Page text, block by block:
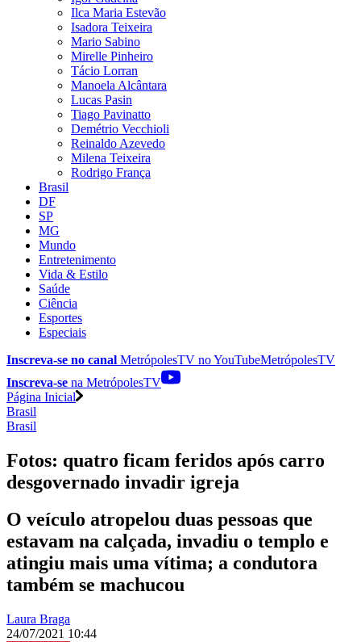
Ilca Maria Estevão
Isadora Teixeira
Mario Sabino
Mirelle Pinheiro
Tácio Lorran
Manoela Alcântara
Lucas Pasin
Tiago Pavinatto
Demétrio Vecchioli
Reinaldo Azevedo
Milena Teixeira
Rodrigo França
Brasil
DF
SP
MG
Mundo
Entretenimento
Vida & Estilo
Saúde
Ciência
Esportes
Especiais
Inscreva-se no canal MetrópolesTV noYouTubeMetrópolesTV
Inscreva-se na MetrópolesTV
Página Inicial
Brasil
Brasil
Fotos: quatro ficam feridos após carro
desgovernado invadir igreja
O veículo atropelou duas pessoas que
estavam na calçada, invadiu o templo e
atingiu mais uma vítima; a condutora
também se machucou
Laura Braga
24/07/2021 10:44